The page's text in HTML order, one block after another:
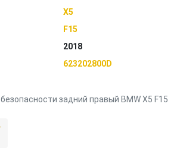
X5
F15
2018
623202800D
задний правый BMW X5 F15